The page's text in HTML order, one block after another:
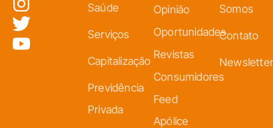
Saúde
Serviços
Capitalização
Previdência
Privada
Opinião
Oportunidades
Revistas
Consumidores
Feed
Apólice
Somos
Contato
Newsletter